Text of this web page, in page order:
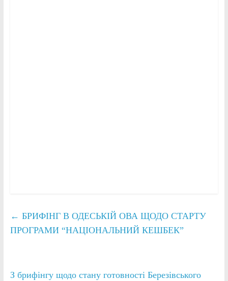
← БРИФІНГ В ОДЕСЬКІЙ ОВА ЩОДО СТАРТУ
ПРОГРАМИ “НАЦІОНАЛЬНИЙ КЕШБЕК”
З брифінгу щодо стану готовності Березівського